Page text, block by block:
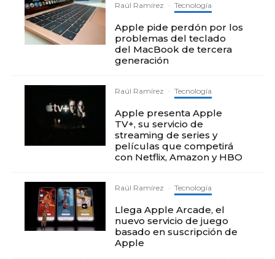
Raúl Ramírez · Tecnología
Apple pide perdón por los
problemas del teclado
del MacBook de tercera
generación
Raúl Ramírez · Tecnología
Apple presenta Apple
TV+, su servicio de
streaming de series y
películas que competirá
con Netflix, Amazon y HBO
Raúl Ramírez · Tecnología
Llega Apple Arcade, el
nuevo servicio de juego
basado en suscripción de
Apple